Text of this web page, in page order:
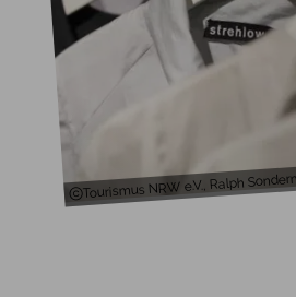
Tourismus NRW e.V., Ralph